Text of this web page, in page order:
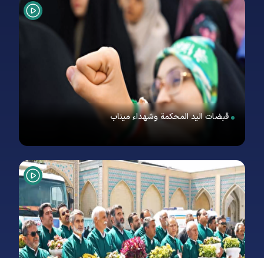
قبضات الید المحکمة وشهداء میناب